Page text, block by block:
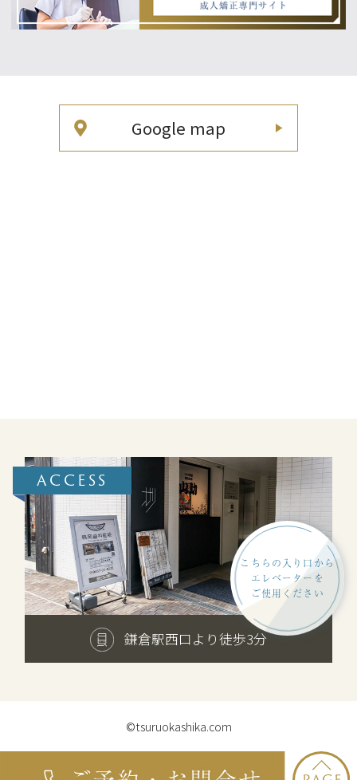
Google map
ACCESS
こちらの入り口から
エレベーターを
ご使用ください
鎌倉駅西口より徒歩3分
©tsuruokashika.com